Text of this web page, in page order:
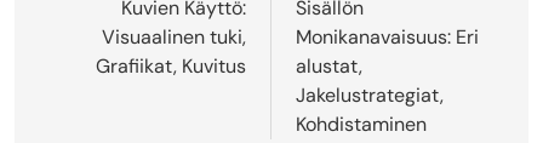
navigation
Kuvien Käyttö:
Visuaalinen tuki,
Grafiikat, Kuvitus
Sisällön
Monikanavaisuus: Eri
alustat,
Jakelustrategiat,
Kohdistaminen